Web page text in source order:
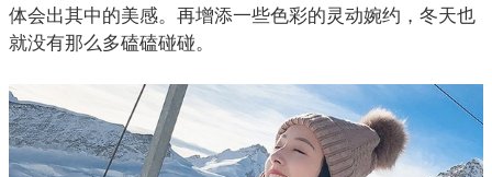
体会出其中的美感。再增添一些色彩的灵动婉约，冬天也
就没有那么多磕磕碰碰。